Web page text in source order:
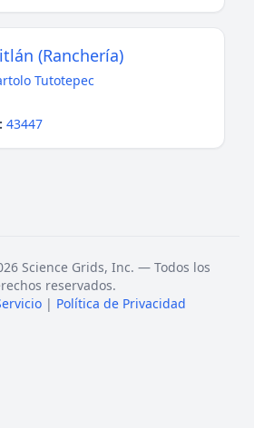
(Ranchería)
Tutotepec
43447
Science Grids, Inc. — Todos los
reservados.
| Política de Privacidad